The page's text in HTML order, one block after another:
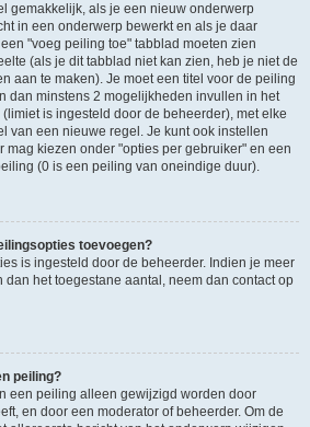
gemakkelijk, als je een nieuw onderwerp
in een onderwerp bewerkt en als je daar
"voeg peiling toe" tabblad moeten zien
(als je dit tabblad niet kan zien, heb je niet de
aan te maken). Je moet een titel voor de peiling
dan minstens 2 mogelijkheden invullen in het
is ingesteld door de beheerder), met elke
van een nieuwe regel. Je kunt ook instellen
mag kiezen onder "opties per gebruiker" en een
(0 is een peiling van oneindige duur).
toevoegen?
is ingesteld door de beheerder. Indien je meer
het toegestane aantal, neem dan contact op
peiling?
een peiling alleen gewijzigd worden door
en door een moderator of beheerder. Om de